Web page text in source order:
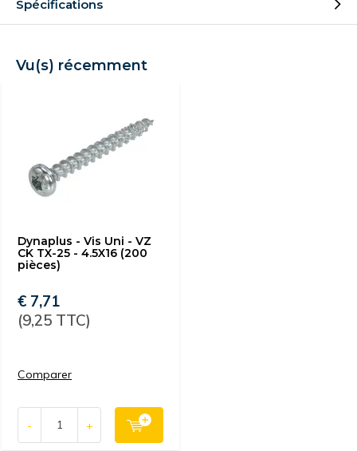
Spécifications
Vu(s) récemment
Dynaplus - Vis Uni - VZ
CK TX-25 - 4.5X16 (200
pièces)
€ 7,71
(9,25 TTC)
Comparer
- +